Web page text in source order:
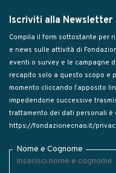
Iscriviti alla Newsletter
Compila il form sottostante per
e news sulle attività di
eventi o survey e le campagne
recapito solo a questo scopo e
momento cliccando l’apposito
impedendone successive
trattamento dei dati personali è
https://fondazionecnao.it/
Nome e Cognome